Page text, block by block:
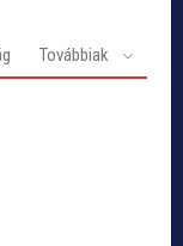
Továbbiak